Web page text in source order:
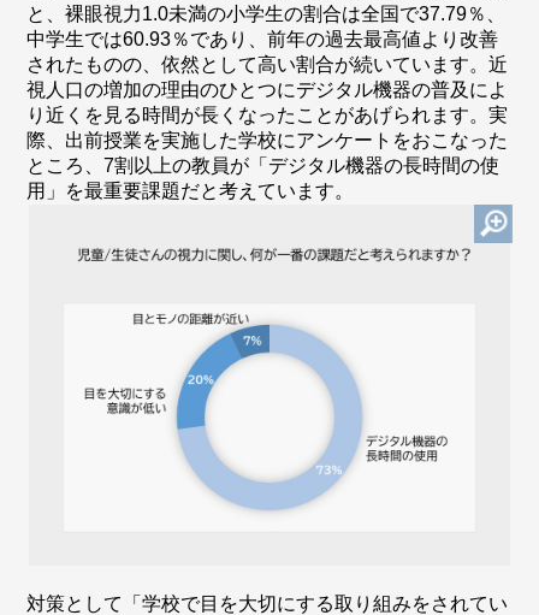
と、裸眼視力1.0未満の小学生の割合は全国で37.79％、
中学生では60.93％であり、前年の過去最高値より改善
されたものの、依然として高い割合が続いています。近
視人口の増加の理由のひとつにデジタル機器の普及によ
り近くを見る時間が長くなったことがあげられます。実
際、出前授業を実施した学校にアンケートをおこなった
ところ、7割以上の教員が「デジタル機器の長時間の使
用」を最重要課題だと考えています。
対策として「学校で目を大切にする取り組みをされてい